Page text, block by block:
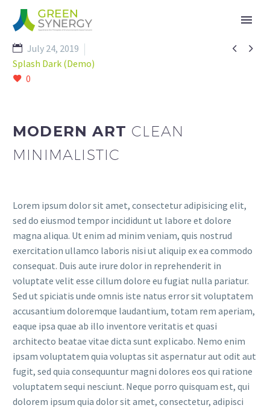
 
July 24, 2019
Splash Dark (Demo)
0
MODERN ART CLEAN
MINIMALISTIC
Lorem ipsum dolor sit amet, consectetur adipisicing elit,
sed do eiusmod tempor incididunt ut labore et dolore
magna aliqua. Ut enim ad minim veniam, quis nostrud
exercitation ullamco laboris nisi ut aliquip ex ea commodo
consequat. Duis aute irure dolor in reprehenderit in
voluptate velit esse cillum dolore eu fugiat nulla pariatur.
Sed ut spiciatis unde omnis iste natus error sit voluptatem
accusantium doloremque laudantium, totam rem aperiam,
eaque ipsa quae ab illo inventore veritatis et quasi
architecto beatae vitae dicta sunt explicabo. Nemo enim
ipsam voluptatem quia voluptas sit aspernatur aut odit aut
fugit, sed quia consequuntur magni dolores eos qui ratione
voluptatem sequi nesciunt. Neque porro quisquam est, qui
dolorem ipsum quia dolor sit amet, consectetur, adipisci